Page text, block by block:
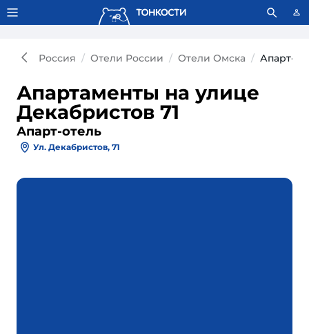
Тонкости используют сookie-файлы. Что это значит?
Россия Отели России Отели Омска Апарт-
Апартаменты на улице
Декабристов 71
Апарт-отель
Ул. Декабристов, 71